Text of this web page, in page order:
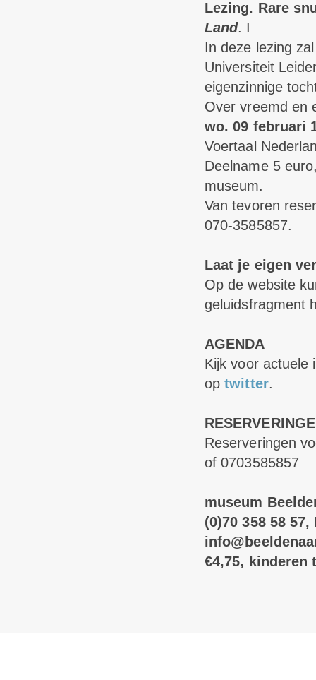
Lezing. Rare
Land. I
In deze lezing
Universiteit
eigenzinnige
Over vreemd en
wo. 09 februari
Voertaal
Deelname 5
museum.
Van tevoren
070-3585857.
Laat je eigen
Op de website
geluidsfragment
AGENDA
Kijk voor
optwitter.
Reserveringen
of 0703585857
museum
(0)70 358 58
€4,75, kinderen